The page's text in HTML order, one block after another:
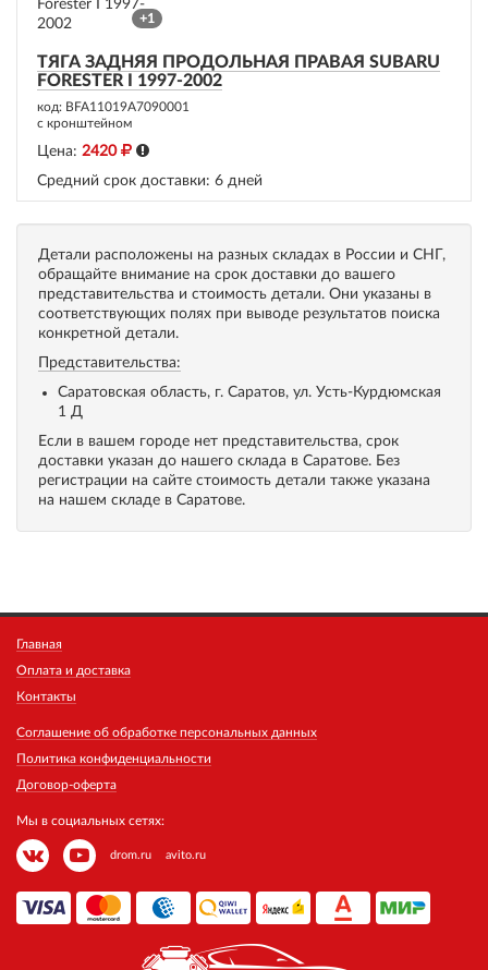
+1
ТЯГА ЗАДНЯЯ ПРОДОЛЬНАЯ ПРАВАЯ SUBARU
FORESTER I 1997-2002
код: BFA11019A7090001
с кронштейном
Цена: 2420
Средний срок доставки: 6 дней
Детали расположены на разных складах в России и СНГ,
обращайте внимание на срок доставки до вашего
представительства и стоимость детали. Они указаны в
соответствующих полях при выводе результатов поиска
конкретной детали.
Представительства:
Саратовская область, г. Саратов, ул. Усть-Курдюмская
1 Д
Если в вашем городе нет представительства, срок
доставки указан до нашего склада в Саратове. Без
регистрации на сайте стоимость детали также указана
на нашем складе в Саратове.
Главная
Оплата и доставка
Контакты
Соглашение об обработке персональных данных
Политика конфиденциальности
Договор-оферта
Мы в социальных сетях:
drom.ru avito.ru